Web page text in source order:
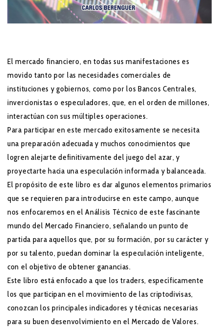
El mercado financiero, en todas sus manifestaciones es
movido tanto por las necesidades comerciales de
instituciones y gobiernos, como por los Bancos Centrales,
invercionistas o especuladores, que, en el orden de millones,
interactúan con sus múltiples operaciones.
Para participar en este mercado exitosamente se necesita
una preparación adecuada y muchos conocimientos que
logren alejarte definitivamente del juego del azar, y
proyectarte hacia una especulación informada y balanceada.
El propósito de este libro es dar algunos elementos primarios
que se requieren para introducirse en este campo, aunque
nos enfocaremos en el Análisis Técnico de este fascinante
mundo del Mercado Financiero, señalando un punto de
partida para aquellos que, por su formación, por su carácter y
por su talento, puedan dominar la especulación inteligente,
con el objetivo de obtener ganancias.
Este libro está enfocado a que los traders, específicamente
los que participan en el movimiento de las criptodivisas,
conozcan los principales indicadores y técnicas necesarias
para su buen desenvolvimiento en el Mercado de Valores.